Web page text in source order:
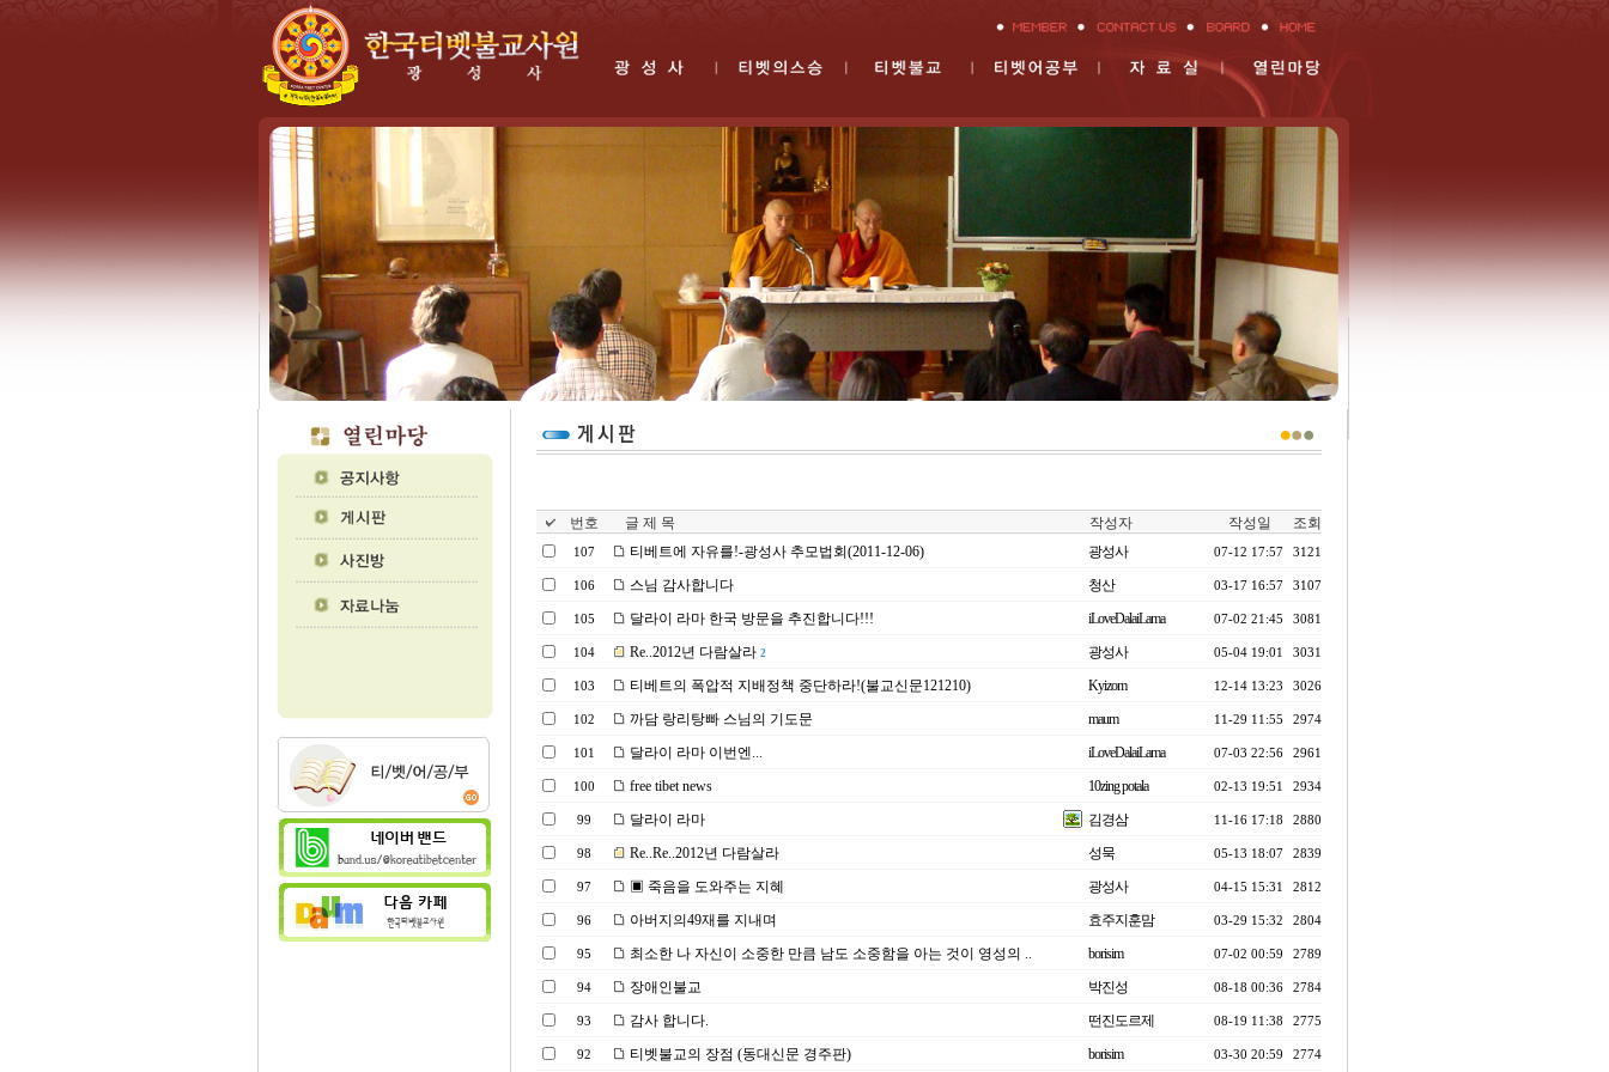
번호 글 제 목 작성자 작성일 조회
107 티베트에 자유를!-광성사 추모법회(2011-12-06) 광성사 07-12 17:57 3121
106 스님 감사합니다 청산 03-17 16:57 3107
105 달라이 라마 한국 방문을 추진합니다!!! iLoveDalaiLama 07-02 21:45 3081
104 Re..2012년 다람살라 2 광성사 05-04 19:01 3031
103 티베트의 폭압적 지배정책 중단하라!(불교신문121210) Kyizom 12-14 13:23 3026
102 까담 랑리탕빠 스님의 기도문 maum 11-29 11:55 2974
101 달라이 라마 이번엔... iLoveDalaiLama 07-03 22:56 2961
100 free tibet news 10zing potala 02-13 19:51 2934
99 달라이 라마 김경삼 11-16 17:18 2880
98 Re..Re..2012년 다람살라 성묵 05-13 18:07 2839
97 ▣ 죽음을 도와주는 지혜 광성사 04-15 15:31 2812
96 아버지의49재를 지내며 효주지훈맘 03-29 15:32 2804
95 최소한 나 자신이 소중한 만큼 남도 소중함을 아는 것이 영성의 .. borisim 07-02 00:59 2789
94 장애인불교 박진성 08-18 00:36 2784
93 감사 합니다. 떤진도르제 08-19 11:38 2775
92 티벳불교의 장점 (동대신문 경주판) borisim 03-30 20:59 2774